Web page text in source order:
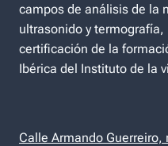
campos de análisis de la
ultrasonido y
certificación de la
Ibérica del Instituto de la
Calle Armando Guerreiro,